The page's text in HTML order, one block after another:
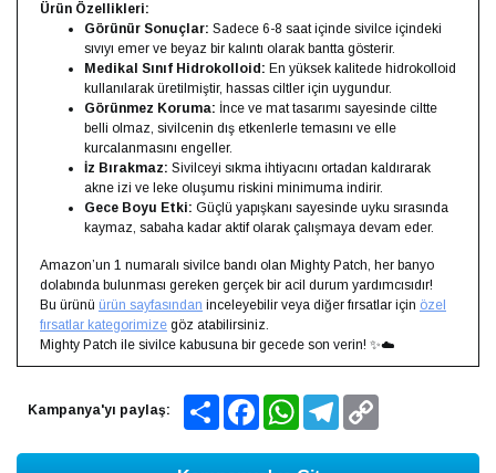
Ürün Özellikleri:
Görünür Sonuçlar: Sadece 6-8 saat içinde sivilce içindeki
sıvıyı emer ve beyaz bir kalıntı olarak bantta gösterir.
Medikal Sınıf Hidrokolloid: En yüksek kalitede hidrokolloid
kullanılarak üretilmiştir, hassas ciltler için uygundur.
Görünmez Koruma: İnce ve mat tasarımı sayesinde ciltte
belli olmaz, sivilcenin dış etkenlerle temasını ve elle
kurcalanmasını engeller.
İz Bırakmaz: Sivilceyi sıkma ihtiyacını ortadan kaldırarak
akne izi ve leke oluşumu riskini minimuma indirir.
Gece Boyu Etki: Güçlü yapışkanı sayesinde uyku sırasında
kaymaz, sabaha kadar aktif olarak çalışmaya devam eder.
Amazon’un 1 numaralı sivilce bandı olan Mighty Patch, her banyo
dolabında bulunması gereken gerçek bir acil durum yardımcısıdır!
Bu ürünü ürün sayfasından inceleyebilir veya diğer fırsatlar için özel
fırsatlar kategorimize göz atabilirsiniz.
Mighty Patch ile sivilce kabusuna bir gecede son verin! ✨☁️
Kampanya'yı paylaş: Share FacebookWhatsAppTelegram